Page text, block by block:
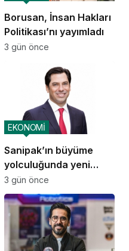
Borusan, İnsan Hakları
Politikası’nı yayımladı
3 gün önce
Sanipak’ın büyüme
yolculuğunda yeni
dönem
EKONOMİ
3 gün önce